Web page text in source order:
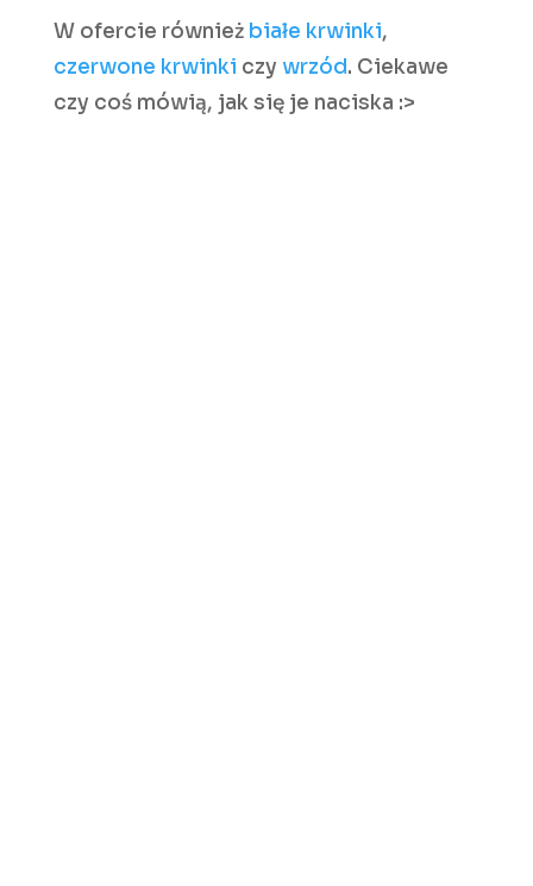
W ofercie również białe krwinki,
czerwone krwinki czy wrzód. Ciekawe
czy coś mówią, jak się je naciska :>